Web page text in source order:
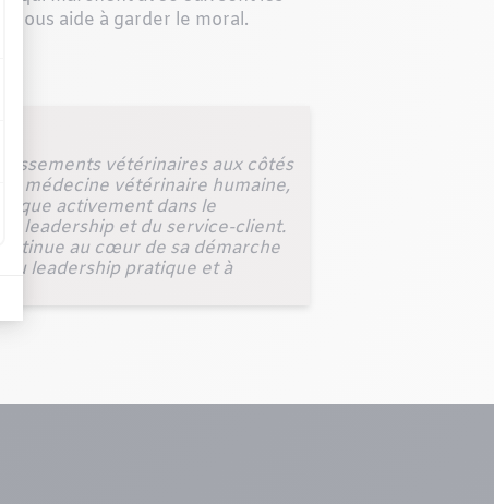
nous aide à garder le moral.
vétérinaires aux côtés
médecine vétérinaire humaine,
activement dans le
leadership et du service-client.
au cœur de sa démarche
leadership pratique et à